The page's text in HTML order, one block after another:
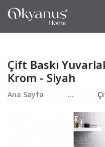
Çift Baskı
Krom - Siyah
Ana Sayfa ...